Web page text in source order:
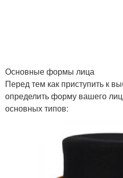
Основные формы лица
Перед тем как приступить к
определить форму вашего
основных типов: